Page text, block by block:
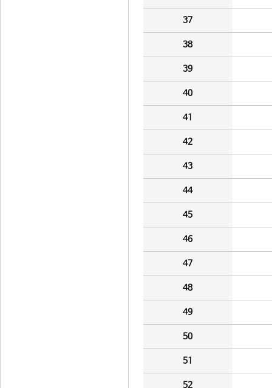
37
38
39
40
41
42
43
44
45
46
47
48
49
50
51
52